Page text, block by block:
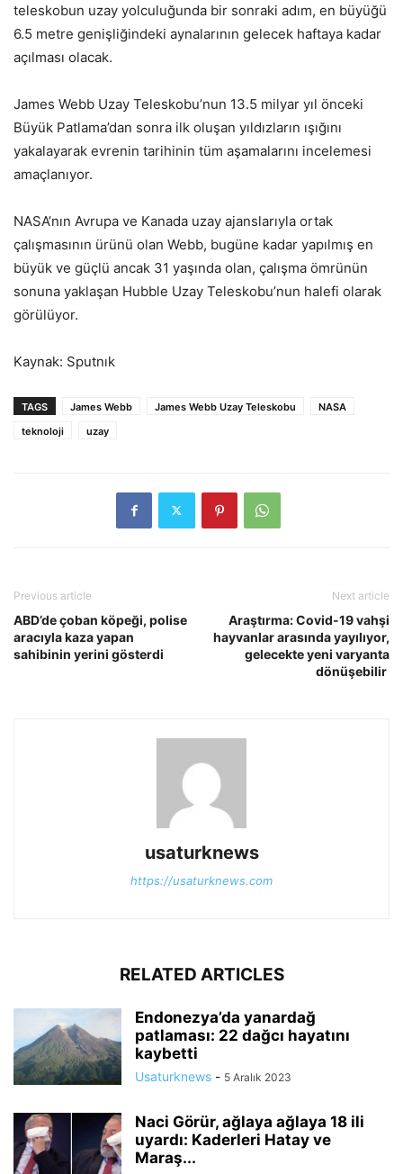
teleskobun uzay yolculuğunda bir sonraki adım, en büyüğü
6.5 metre genişliğindeki aynalarının gelecek haftaya kadar
açılması olacak.
James Webb Uzay Teleskobu’nun 13.5 milyar yıl önceki
Büyük Patlama’dan sonra ilk oluşan yıldızların ışığını
yakalayarak evrenin tarihinin tüm aşamalarını incelemesi
amaçlanıyor.
NASA’nın Avrupa ve Kanada uzay ajanslarıyla ortak
çalışmasının ürünü olan Webb, bugüne kadar yapılmış en
büyük ve güçlü ancak 31 yaşında olan, çalışma ömrünün
sonuna yaklaşan Hubble Uzay Teleskobu’nun halefi olarak
görülüyor.
Kaynak: Sputnık
TAGS James Webb James Webb Uzay Teleskobu
NASA
teknoloji
uzay
Previous article
ABD’de çoban köpeği, polise
aracıyla kaza yapan
sahibinin yerini gösterdi
Next article
Araştırma: Covid-19 vahşi
hayvanlar arasında yayılıyor,
gelecekte yeni varyanta
dönüşebilir
usaturknews
https://usaturknews.com
RELATED ARTICLES
Endonezya’da yanardağ
patlaması: 22 dağcı hayatını
kaybetti
Usaturknews - 5 Aralık 2023
Naci Görür, ağlaya ağlaya 18 ili
uyardı: Kaderleri Hatay ve
Maraş...